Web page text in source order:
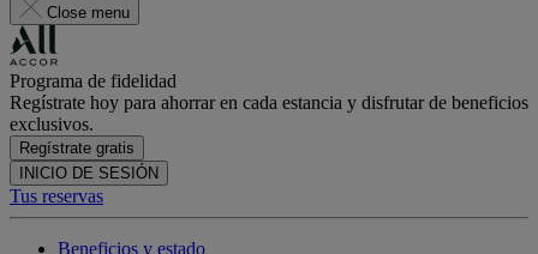
Close menu
Programa de fidelidad
Regístrate hoy para ahorrar en cada estancia y disfrutar de beneficios
exclusivos.
Regístrate gratis
INICIO DE SESIÓN
Tus reservas
Beneficios y estado